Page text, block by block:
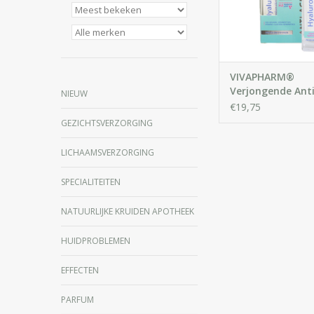
NIEUW
GEZICHTSVERZORGING
LICHAAMSVERZORGING
SPECIALITEITEN
NATUURLIJKE KRUIDEN APOTHEEK
HUIDPROBLEMEN
EFFECTEN
PARFUM
stevigheid
IN
VIVAPHARM®
Verjongende
crème met
€19,75